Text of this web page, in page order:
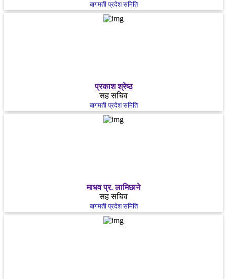
बागमती प्रदेश समिति
प्रकाश श्रेष्ठ
सह सचिव
बागमती प्रदेश समिति
माधव प्र. लामिछाने
सह सचिव
बागमती प्रदेश समिति